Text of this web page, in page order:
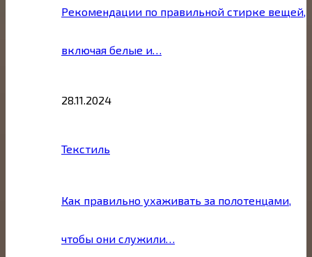
Рекомендации по правильной стирке вещей,
включая белые и…
28.11.2024
Текстиль
Как правильно ухаживать за полотенцами,
чтобы они служили…